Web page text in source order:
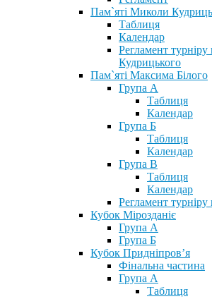
Пам`яті Миколи
Таблиця
Календар
Регламент турніру
Кудрицького
Пам`яті Максима Білого
Група А
Таблиця
Календар
Група Б
Таблиця
Календар
Група В
Таблиця
Календар
Регламент турніру
Кубок Мірозданіє
Група А
Група Б
Кубок Придніпров’я
Фінальна частина
Група А
Таблиця